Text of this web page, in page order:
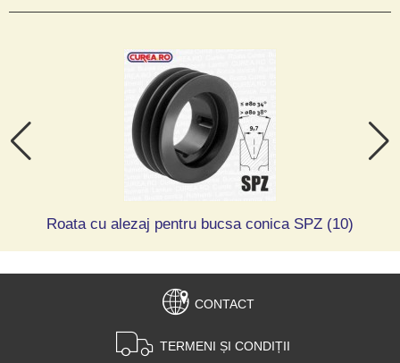
Roata cu alezaj pentru bucsa conica SPZ (10)
CONTACT
TERMENI ȘI CONDIȚII